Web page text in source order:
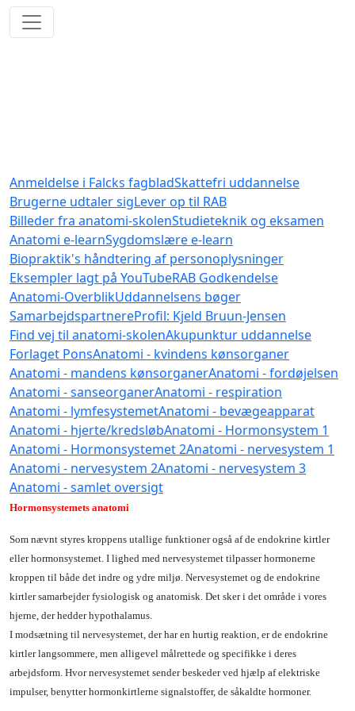
Anmeldelse i Falcks fagbladSkattefri uddannelse
Brugerne udtaler sigLever op til RAB
Billeder fra anatomi-skolenStudieteknik og eksamen
Anatomi e-learnSygdomslære e-learn
Biopraktik's håndtering af personoplysninger
Eksempler lagt på YouTubeRAB Godkendelse
Anatomi-OverblikUddannelsens bøger
SamarbejdspartnereProfil: Kjeld Bruun-Jensen
Find vej til anatomi-skolenAkupunktur uddannelse
Forlaget PonsAnatomi - kvindens kønsorganer
Anatomi - mandens kønsorganerAnatomi - fordøjelsen
Anatomi - sanseorganerAnatomi - respiration
Anatomi - lymfesystemetAnatomi - bevægeapparat
Anatomi - hjerte/kredsløbAnatomi - Hormonsystem 1
Anatomi - Hormonsystemet 2Anatomi - nervesystem 1
Anatomi - nervesystem 2Anatomi - nervesystem 3
Anatomi - samlet oversigt
Hormonsystemets anatomi
Som nævnt styres kroppens utallige funktioner også af de endokrine kirtler
eller hormonsystemet. I lighed med nervesystemet tilpasser hormonerne
kroppen til både det indre og ydre miljø. Nervesystemet og de endokrine
kirtler samarbejder fysiologisk og anatomisk. Det sker i det område i vores
hjerne, der hedder hypothalamus.
I modsætning til nervesystemet, der har en hurtig reaktion, er de endokrine
kirtler langsommere, men alligevel målrettede og specifikke i deres
arbejdsform. Hvor nervesystemet sender beskeder ved hjælp af elektriske
impulser, benytter hormonkirtlerne signalstoffer, de såkaldte hormoner.